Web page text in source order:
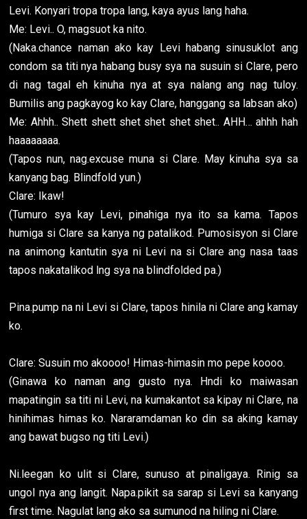
Levi. Konyari tropa tropa lang, kaya ayus lang haha.
Me: Levi.. O, magsuot ka nito.
(Naka.chance naman ako kay Levi habang sinusuklot ang
condom sa titi nya habang busy sya na susuin si Clare, pero
di nag tagal eh kinuha nya at sya nalang ang nag tuloy.
Bumilis ang pagkayog ko kay Clare, hanggang sa labsan ako)
Me: Ahhh.. Shett shett shet shet shet shet.. AHH… ahhh hah
haaaaaaaa.
(Tapos nun, nag.excuse muna si Clare. May kinuha sya sa
kanyang bag. Blindfold yun.)
Clare: Ikaw!
(Tumuro sya kay Levi, pinahiga nya ito sa kama. Tapos
humiga si Clare sa kanya ng patalikod. Pumosisyon si Clare
na animong kantutin sya ni Levi na si Clare ang nasa taas
tapos nakatalikod lng sya na blindfolded pa.)
Pina.pump na ni Levi si Clare, tapos hinila ni Clare ang kamay
ko.
Clare: Susuin mo akoooo! Himas-himasin mo pepe koooo.
(Ginawa ko naman ang gusto nya. Hndi ko maiwasan
mapatingin sa titi ni Levi, na kumakantot sa kipay ni Clare, na
hinihimas himas ko. Nararamdaman ko din sa aking kamay
ang bawat bugso ng titi Levi.)
Ni.leegan ko ulit si Clare, sunuso at pinaligaya. Rinig sa
ungol nya ang langit. Napa.pikit sa sarap si Levi sa kanyang
first time. Nagulat lang ako sa sumunod na hiling ni Clare.